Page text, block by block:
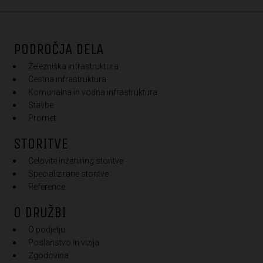
PODROČJA DELA
Železniška infrastruktura
Cestna infrastruktura
Komunalna in vodna infrastruktura
Stavbe
Promet
STORITVE
Celovite inženiring storitve
Specializirane storitve
Reference
O DRUŽBI
O podjetju
Poslanstvo in vizija
Zgodovina